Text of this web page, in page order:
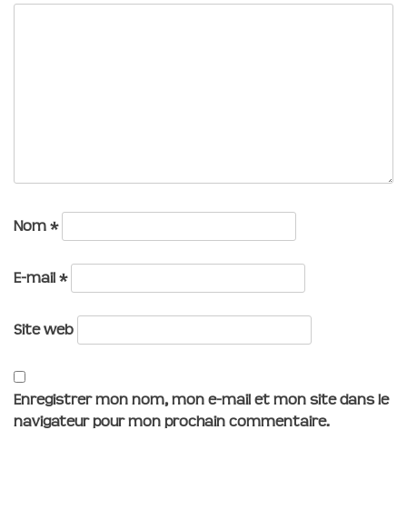
Nom *
E-mail *
Site web
Enregistrer mon nom, mon e-mail et mon site dans le
navigateur pour mon prochain commentaire.